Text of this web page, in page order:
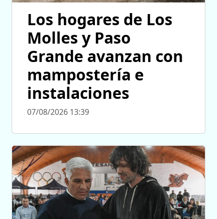
Los hogares de Los
Molles y Paso
Grande avanzan con
mampostería e
instalaciones
07/08/2026 13:39